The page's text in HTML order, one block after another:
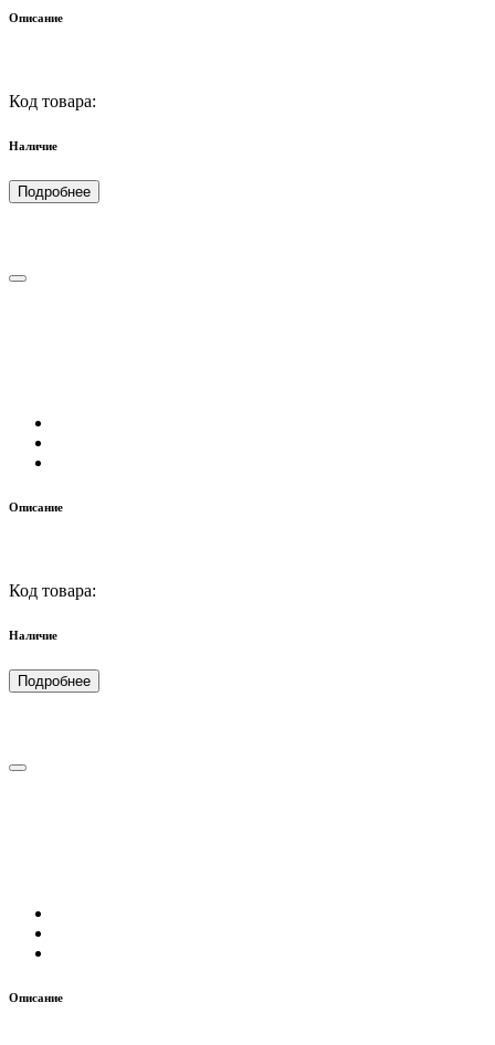
Описание
Код товара:
Наличие
Подробнее
Описание
Код товара:
Наличие
Подробнее
Описание